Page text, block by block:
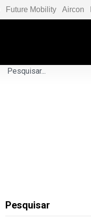
Future Mobility Aircon
Pesquisar